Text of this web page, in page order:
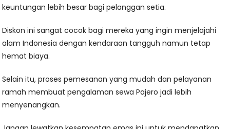
keuntungan lebih besar bagi pelanggan setia.
Diskon ini sangat cocok bagi mereka yang ingin menjelajahi
alam Indonesia dengan kendaraan tangguh namun tetap
hemat biaya.
Selain itu, proses pemesanan yang mudah dan pelayanan
ramah membuat pengalaman sewa Pajero jadi lebih
menyenangkan.